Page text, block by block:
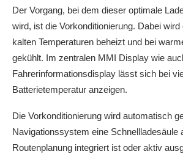
Der Vorgang, bei dem dieser optimale
wird, ist die Vorkonditionierung. Dabei wird
kalten Temperaturen beheizt und bei
gekühlt. Im zentralen MMI Display wie
Fahrerinformationsdisplay lässt sich bei
Batterietemperatur anzeigen.
Die Vorkonditionierung wird automatisch
Navigationssystem eine Schnellladesäule
Routenplanung integriert ist oder aktiv